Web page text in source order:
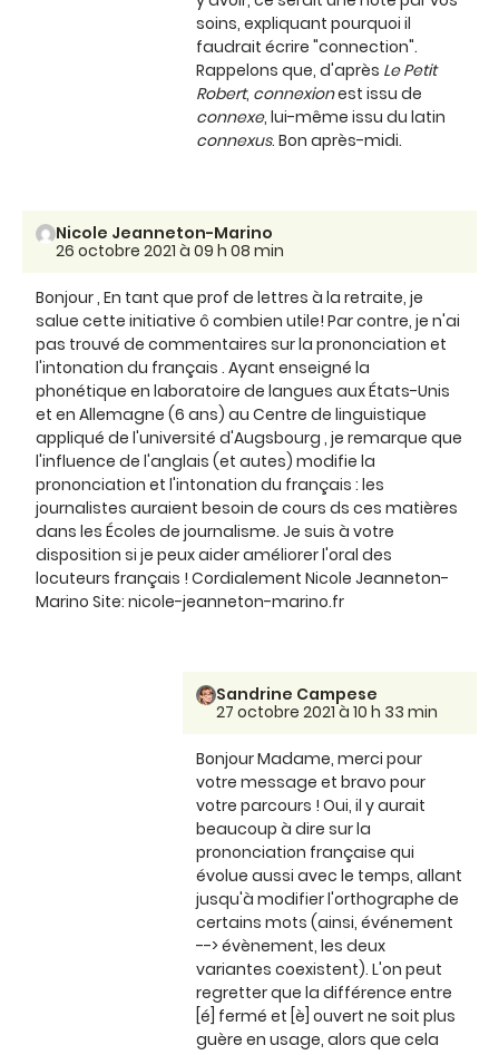
soins, expliquant pourquoi il
faudrait écrire "connection".
Rappelons que, d'après Le Petit
Robert, connexionest issu de
connexe, lui-même issu du latin
connexus. Bon après-midi.
Nicole Jeanneton-Marino
26 octobre 2021 à 09 h 08 min
Bonjour , En tant que prof de lettres à la retraite, je
salue cette initiative ô combien utile! Par contre, je n'ai
pas trouvé de commentaires sur la prononciation et
l'intonation du français . Ayant enseigné la
phonétique en laboratoire de langues aux États-Unis
et en Allemagne (6 ans) au Centre de linguistique
appliqué de l'université d'Augsbourg , je remarque que
l'influence de l'anglais (et autes) modifie la
prononciation et l'intonation du français : les
journalistes auraient besoin de cours ds ces matières
dans les Écoles de journalisme. Je suis à votre
disposition si je peux aider améliorer l'oral des
locuteurs français ! Cordialement Nicole Jeanneton-
Marino Site: nicole-jeanneton-marino.fr
Sandrine Campese
27 octobre 2021 à 10 h 33 min
Bonjour Madame, merci pour
votre message et bravo pour
votre parcours ! Oui, il y aurait
beaucoup à dire sur la
prononciation française qui
évolue aussi avec le temps, allant
jusqu'à modifier l'orthographe de
certains mots (ainsi, événement
--> évènement, les deux
variantes coexistent). L'on peut
regretter que la différence entre
[é] fermé et [è] ouvert ne soit plus
guère en usage, alors que cela